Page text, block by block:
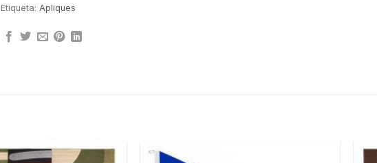
Etiqueta: Apliques